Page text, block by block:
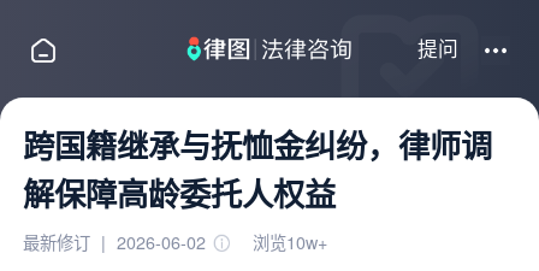
提问
跨国籍继承与抚恤金纠纷，律师调
解保障高龄委托人权益
最新修订 | 2026-06-02 浏览10w+